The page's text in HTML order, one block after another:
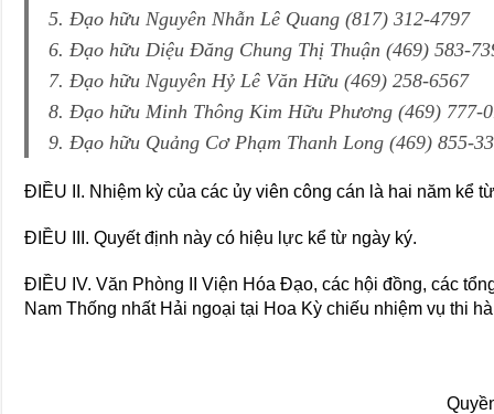
5. Đạo hữu Nguyên Nhẫn Lê Quang (817) 312-4797
6. Đạo hữu Diệu Đăng Chung Thị Thuận (469) 583-
7. Đạo hữu Nguyên Hỷ Lê Văn Hữu (469) 258-6567
8. Đạo hữu Minh Thông Kim Hữu Phương (469) 777-
9. Đạo hữu Quảng Cơ Phạm Thanh Long (469) 855-
ĐIỀU II. Nhiệm kỳ của các ủy viên công cán là hai năm kể
ĐIỀU III. Quyết định này có hiệu lực kể từ ngày ký.
ĐIỀU IV. Văn Phòng II Viện Hóa Đạo, các hội đồng, các
Nam Thống nhất Hải ngoại tại Hoa Kỳ chiếu nhiệm vụ thi